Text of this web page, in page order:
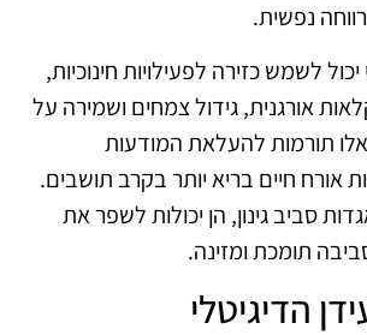
נפשית.
יכול לשמש כזירה לפעילויות חינוכיות,
אורגנית, גידול צמחים ושמירה על
תורמות להעלאת המודעות
אורח חיים בריא יותר בקרב תושבים.
סביב גינון, הן יכולות לשפר את
תומכת ומזינה.
הדיגיטלי